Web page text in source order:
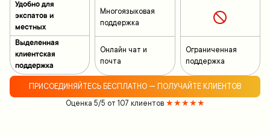
Удобно для
экспатов и
местных
Выделенная
клиентская
поддержка
Многоязыковая
поддержка
Онлайн чат и
почта
Ограниченная
поддержка
ПРИСОЕДИНЯЙТЕСЬ БЕСПЛАТНО — ПОЛУЧАЙТЕ КЛИЕНТОВ
Оценка 5/5 от 107 клиентов ★★★★★